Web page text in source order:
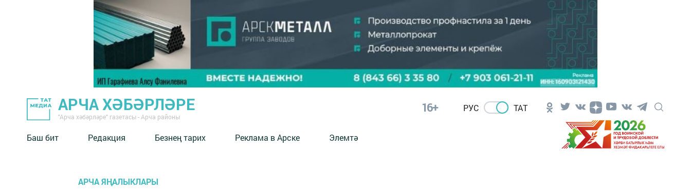
АРЧА ХӘБӘРЛӘРЕ
"Арча хәбәрләре" газетасы - Арча районы
16+ РУС ТАТ
Баш бит Редакция Безнең тарих Реклама в Арске Элемтә
АРЧА ЯҢАЛЫКЛАРЫ